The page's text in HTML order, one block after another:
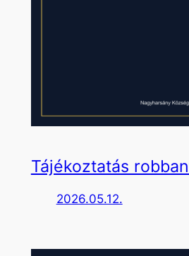
Tájékoztatás
2026.05.12.